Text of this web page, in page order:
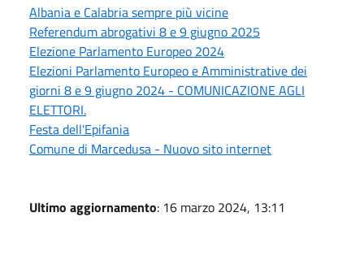
Albania e Calabria sempre più vicine
Referendum abrogativi 8 e 9 giugno 2025
Elezione Parlamento Europeo 2024
Elezioni Parlamento Europeo e Amministrative dei
giorni 8 e 9 giugno 2024 - COMUNICAZIONE AGLI
ELETTORI.
Festa dell'Epifania
Comune di Marcedusa - Nuovo sito internet
Ultimo aggiornamento: 16 marzo 2024, 13:11